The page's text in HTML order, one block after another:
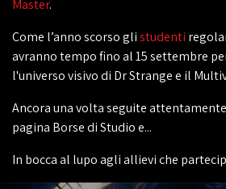
Master.
Come l’anno scorso glistudenti
avranno tempo fino al 15 settembre
l'universo visivo di Dr Strange e il
Ancora una volta seguite
pagina Borse di Studio e...
In bocca al lupo agli allievi che